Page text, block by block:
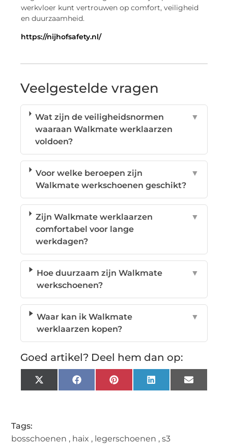
werkvloer kunt vertrouwen op comfort, veiligheid
en duurzaamheid.
https://nijhofsafety.nl/
Veelgestelde vragen
Wat zijn de veiligheidsnormen
waaraan Walkmate werklaarzen
voldoen?
▼
Voor welke beroepen zijn
Walkmate werkschoenen geschikt?
▼
Zijn Walkmate werklaarzen
comfortabel voor lange
werkdagen?
▼
Hoe duurzaam zijn Walkmate
werkschoenen?
▼
Waar kan ik Walkmate
werklaarzen kopen?
▼
Goed artikel? Deel hem dan op:
X
(Twitter)
FacebookPinterestLinkedInEmail
Tags:
bosschoenen , haix , legerschoenen ,s3